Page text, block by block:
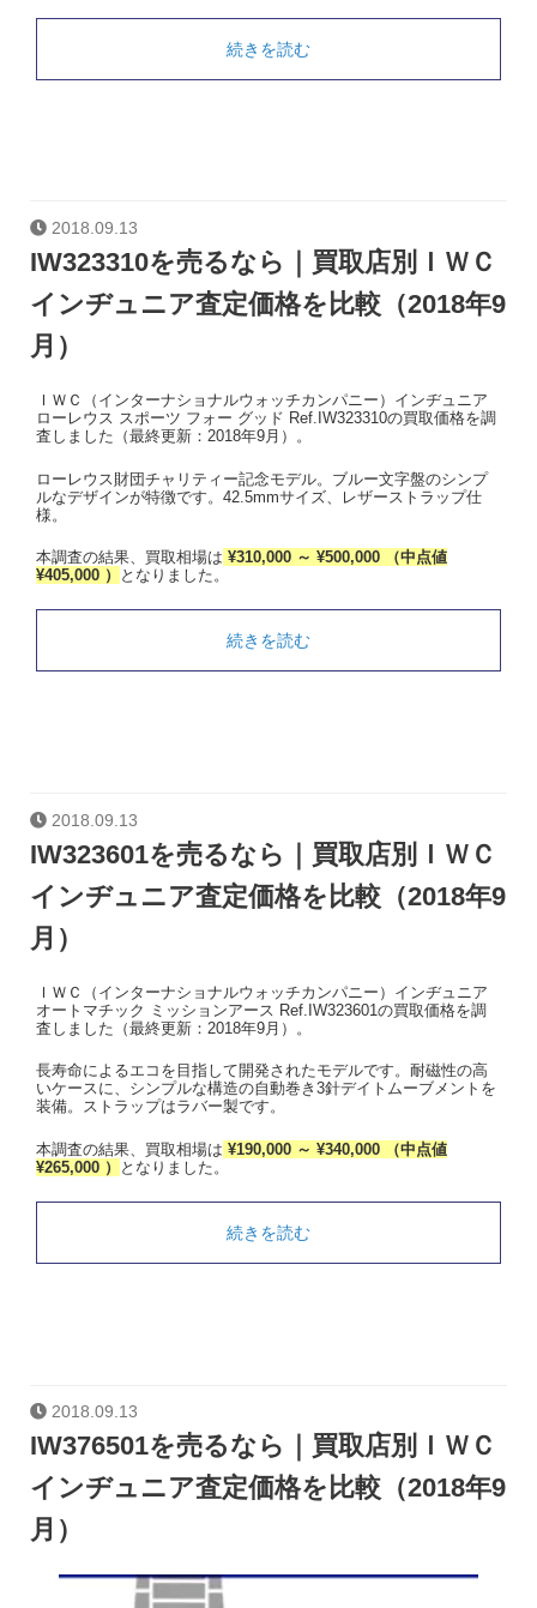
続きを読む
2018.09.13
IW323310を売るなら｜買取店別ＩＷＣ
インヂュニア査定価格を比較（2018年9
月）
ＩＷＣ（インターナショナルウォッチカンパニー）インヂュニア
ローレウス スポーツ フォー グッド Ref.IW323310の買取価格を調
査しました（最終更新：2018年9月）。
ローレウス財団チャリティー記念モデル。ブルー文字盤のシンプ
ルなデザインが特徴です。42.5mmサイズ、レザーストラップ仕
様。
本調査の結果、買取相場は ¥310,000 ～ ¥500,000 （中点値
¥405,000 ）
となりました。
続きを読む
2018.09.13
IW323601を売るなら｜買取店別ＩＷＣ
インヂュニア査定価格を比較（2018年9
月）
ＩＷＣ（インターナショナルウォッチカンパニー）インヂュニア
オートマチック ミッションアース Ref.IW323601の買取価格を調
査しました（最終更新：2018年9月）。
長寿命によるエコを目指して開発されたモデルです。耐磁性の高
いケースに、シンプルな構造の自動巻き3針デイトムーブメントを
装備。ストラップはラバー製です。
本調査の結果、買取相場は ¥190,000 ～ ¥340,000 （中点値
¥265,000 ）
となりました。
続きを読む
2018.09.13
IW376501を売るなら｜買取店別ＩＷＣ
インヂュニア査定価格を比較（2018年9
月）